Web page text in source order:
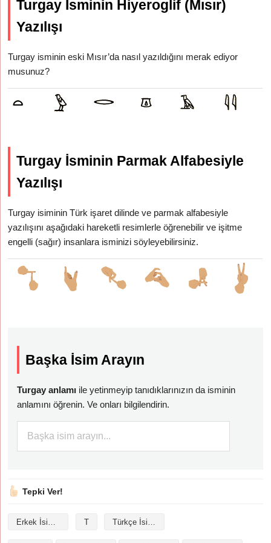
Turgay İsminin Hiyeroglif (Mısır)
Yazılışı
Turgay isminin eski Mısır’da nasıl yazıldığını merak ediyor
musunuz?
Turgay İsminin Parmak Alfabesiyle
Yazılışı
Turgay isiminin Türk işaret dilinde ve parmak alfabesiyle
yazılışını aşağıdaki hareketli resimlerle öğrenebilir ve işitme
engelli (sağır) insanlara isminizi söyleyebilirsiniz.
Başka İsim Arayın
Turgay anlamı ile yetinmeyip tanıdıklarınızın da isminin
anlamını öğrenin. Ve onları bilgilendirin.
Tepki Ver!
Erkek İsimleri T Türkçe İsimler